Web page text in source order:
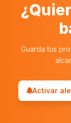
Guarda tus
Activar